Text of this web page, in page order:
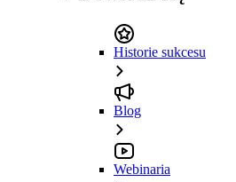
Historie sukcesu
Blog
Webinaria